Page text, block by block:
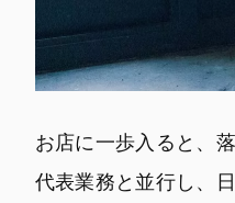
お店に一歩入ると、
代表業務と並行し、